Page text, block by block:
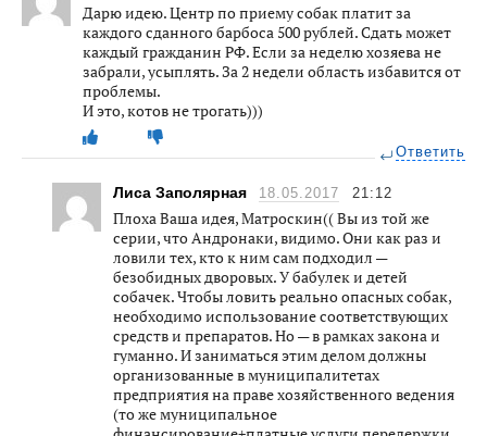
Дарю идею. Центр по приему собак платит за
каждого сданного барбоса 500 рублей. Сдать может
каждый гражданин РФ. Если за неделю хозяева не
забрали, усыплять. За 2 недели область избавится от
проблемы.
И это, котов не трогать)))
Ответить
Лиса Заполярная 18.05.2017 21:12
Плоха Ваша идея, Матроскин(( Вы из той же
серии, что Андронаки, видимо. Они как раз и
ловили тех, кто к ним сам подходил —
безобидных дворовых. У бабулек и детей
собачек. Чтобы ловить реально опасных собак,
необходимо использование соответствующих
средств и препаратов. Но — в рамках закона и
гуманно. И заниматься этим делом должны
организованные в муниципалитетах
предприятия на праве хозяйственного ведения
(то же муниципальное